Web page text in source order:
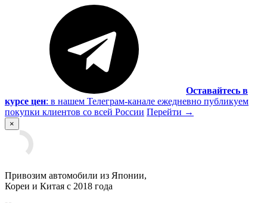
Оставайтесь в
курсе цен: в нашем Телеграм-канале ежедневно публикуем
покупки клиентов со всей России Перейти →
×
Привозим автомобили из Японии,
Кореи и Китая с 2018 года